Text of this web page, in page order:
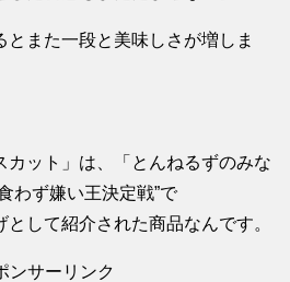
また一段と美味しさが増しま
カット」は、「とんねるずのみな
わず嫌い王決定戦”で
して紹介された商品なんです。
ンサーリンク